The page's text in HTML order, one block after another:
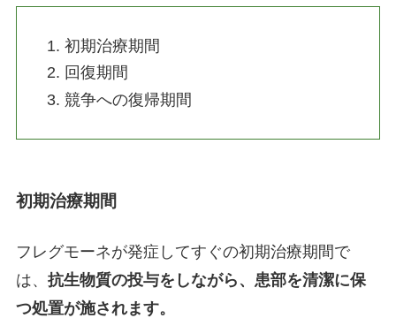
初期治療期間
回復期間
競争への復帰期間
初期治療期間
フレグモーネが発症してすぐの初期治療期間で
は、 抗生物質の投与をしながら、患部を清潔に保
つ処置が施されます。